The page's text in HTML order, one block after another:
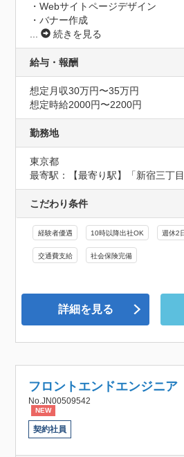
・Webサイトページデザイン
...
続きを見る
給与・報酬
想定月収30万円〜35万円
想定時給2000円〜2200円
勤務地
東京都
最寄駅：【最寄り駅】「新宿三丁
こだわり条件
経験者優遇 10時以降出社OK 週休2
交通費支給 社会保険完備
詳細を見る
フロントエンドエンジニア
No.JN00509542
NEW
契約社員